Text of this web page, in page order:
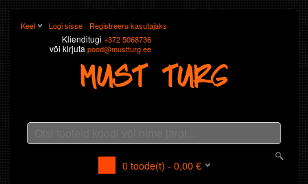
Keel Logi sisse Registreeru kasutajaks
Klienditugi +372 5068736
või kirjuta pood@mustturg.ee
0 toode(t) - 0,00 €